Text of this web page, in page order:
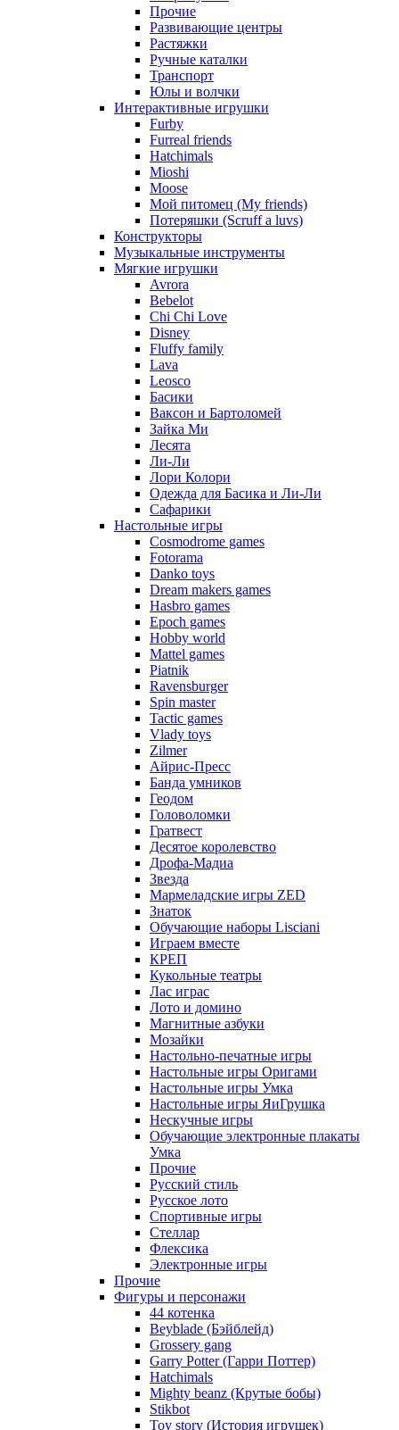
Прочие
Развивающие центры
Растяжки
Ручные каталки
Транспорт
Юлы и волчки
Интерактивные игрушки
Furby
Furreal friends
Hatchimals
Mioshi
Moose
Мой питомец (My friends)
Потеряшки (Scruff a luvs)
Конструкторы
Музыкальные инструменты
Мягкие игрушки
Avrora
Bebelot
Chi Chi Love
Disney
Fluffy family
Lava
Leosco
Басики
Ваксон и Бартоломей
Зайка Ми
Лесята
Ли-Ли
Лори Колори
Одежда для Басика и Ли-Ли
Сафарики
Настольные игры
Cosmodrome games
Fotorama
Danko toys
Dream makers games
Hasbro games
Epoch games
Hobby world
Mattel games
Piatnik
Ravensburger
Spin master
Tactic games
Vlady toys
Zilmer
Айрис-Пресс
Банда умников
Геодом
Головоломки
Гратвест
Десятое королевство
Дрофа-Мадиа
Звезда
Мармеладские игры ZED
Знаток
Обучающие наборы Lisciani
Играем вместе
КРЕП
Кукольные театры
Лас играс
Лото и домино
Магнитные азбуки
Мозайки
Настольно-печатные игры
Настольные игры Оригами
Настольные игры Умка
Настольные игры ЯиГрушка
Нескучные игры
Обучающие электронные плакаты
Умка
Прочие
Русский стиль
Русское лото
Спортивные игры
Стеллар
Флексика
Электронные игры
Прочие
Фигуры и персонажи
44 котенка
Beyblade (Бэйблейд)
Grossery gang
Garry Potter (Гарри Поттер)
Hatchimals
Mighty beanz (Крутые бобы)
Stikbot
Toy story (История игрушек)